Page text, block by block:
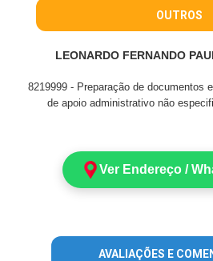
OUTROS
LEONARDO FERNANDO
8219999 - Preparação de documentos
de apoio administrativo não
Ver Endereço /
AVALIAÇÕES E